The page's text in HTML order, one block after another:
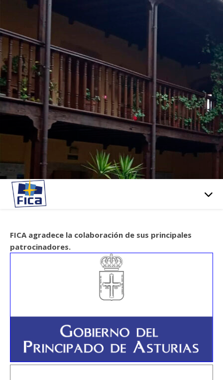
FICA agradece la colaboración de sus principales
patrocinadores.